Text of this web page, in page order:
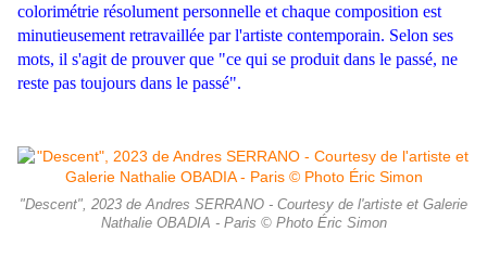
colorimétrie résolument personnelle et chaque composition est
minutieusement retravaillée par l'artiste contemporain. Selon ses
mots, il s'agit de prouver que "ce qui se produit dans le passé, ne
reste pas toujours dans le passé".
"Descent", 2023 de Andres SERRANO - Courtesy de l'artiste et Galerie
Nathalie OBADIA - Paris © Photo Éric Simon